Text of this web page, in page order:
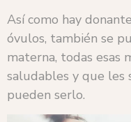
Así como hay
óvulos, también se
materna, todas esas
saludables y que les
pueden serlo.